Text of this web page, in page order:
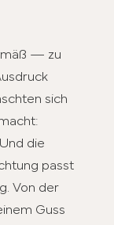
— zu
sich
die
passt
Von der
Guss